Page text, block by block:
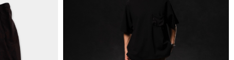
+38 063 502 60 83